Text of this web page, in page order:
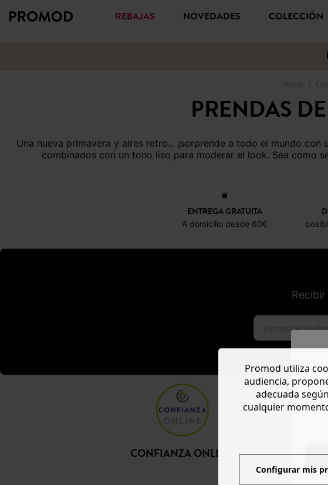
REBAJAS NOVEDADES COLECCIÓN
PRENDAS
Una nueva primavera y aires retro... ¡sorprende a todo el mundo con un nuevo estilo! El punto fino se divierte con juegos geométricos, unas veces de tipo all over y otras
combinados con un tono liso para moderar el look. Sea como
ENTREGA GRATUITA
A domicilio desde 60€
CONFIANZA ONLINE
Promod utiliza
audiencia,
adecuada
cualquier
Configurar mis